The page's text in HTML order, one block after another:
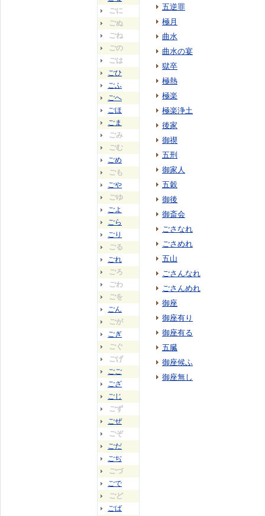
ごに
ごぬ
ごね
ごの
ごは
ごひ
ごふ
ごへ
ごほ
ごま
ごみ
ごむ
ごめ
ごも
ごや
ごゆ
ごよ
ごら
ごり
ごる
ごれ
ごろ
ごわ
ごを
ごん
ごが
ごぎ
ごぐ
ごげ
ごご
ござ
ごじ
ごず
ごぜ
ごぞ
ごだ
ごぢ
ごづ
ごで
ごど
ごば
五逆罪
極月
曲水
曲水の宴
獄卒
極熱
極楽
極楽浄土
後家
御禊
五刑
御家人
五穀
御後
御斎会
ごさなれ
ごさめれ
五山
ごさんなれ
ごさんめれ
御座
御座有り
御座有る
五臓
御座候ふ
御座無し